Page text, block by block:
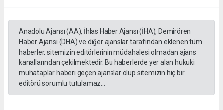
Anadolu Ajansı (AA), İhlas Haber Ajansı (İHA), Demirören
Haber Ajansı (DHA) ve diğer ajanslar tarafından eklenen tüm
haberler, sitemizin editörlerinin müdahalesi olmadan ajans
kanallarından çekilmektedir. Bu haberlerde yer alan hukuki
muhataplar haberi geçen ajanslar olup sitemizin hiç bir
editörü sorumlu tutulamaz...